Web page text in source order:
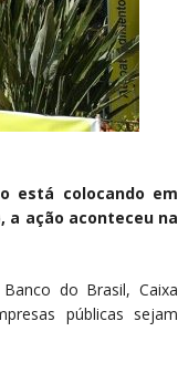
está colocando em
a ação aconteceu na
do Brasil, Caixa
públicas sejam